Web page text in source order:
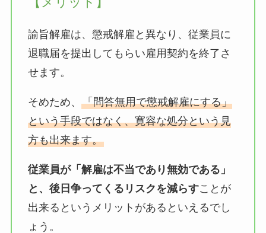
諭旨解雇は、懲戒解雇と異なり、従業員に
退職届を提出してもらい雇用契約を終了さ
せます。
そめため、 「問答無用で懲戒解雇にする」
という手段ではなく、寛容な処分という見
方も出来ます。
従業員が「解雇は不当であり無効である」
と、後日争ってくるリスクを減らすことが
出来るというメリットがあるといえるでし
ょう。